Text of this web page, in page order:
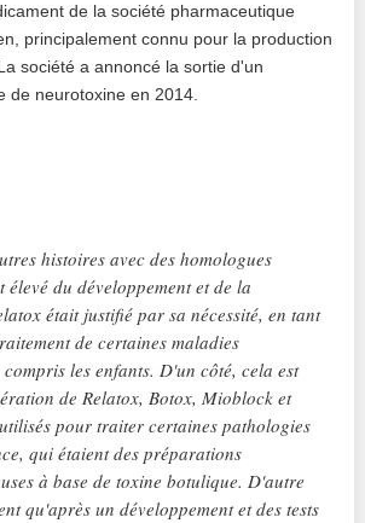
de la société pharmaceutique
principalement connu pour la production
société a annoncé la sortie d'un
de neurotoxine en 2014.
histoires avec des homologues
élevé du développement et de la
était justifié par sa nécessité, en tant
de certaines maladies
les enfants. D'un côté, cela est
de Relatox, Botox, Mioblock et
pour traiter certaines pathologies
qui étaient des préparations
à base de toxine botulique. D'autre
qu'après un développement et des tests